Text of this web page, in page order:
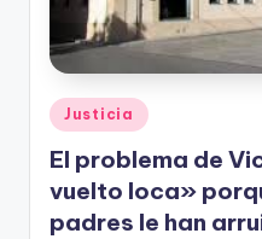
Publicado
en
Justicia
El problema de
vuelto loca»
padres le han